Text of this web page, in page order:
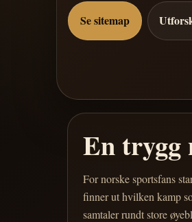
Se sitemap
En trygg
For norske sportsfans
finner ut hvilken kamp
samtaler rundt store